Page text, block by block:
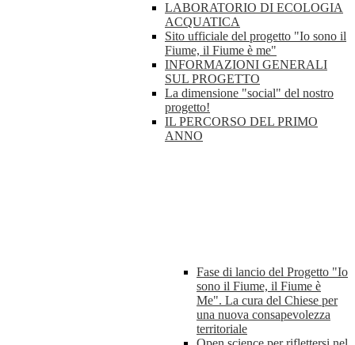
LABORATORIO DI ECOLOGIA
ACQUATICA
Sito ufficiale del progetto "Io sono il
Fiume, il Fiume è me"
INFORMAZIONI GENERALI
SUL PROGETTO
La dimensione "social" del nostro
progetto!
IL PERCORSO DEL PRIMO
ANNO
Fase di lancio del Progetto "Io
sono il Fiume, il Fiume è
Me". La cura del Chiese per
una nuova consapevolezza
territoriale